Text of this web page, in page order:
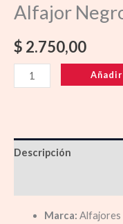
Alfajor
$ 2.750,00
Descripción
Marca: Alfajores